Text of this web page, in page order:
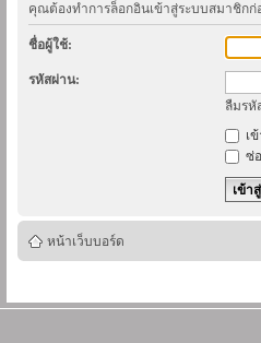
คุณต้องทำการล็อกอินเข้าสู่ระบบสมาชิก
ชื่อผู้ใช้:
รหัสผ่าน:
ลืมรหั
เ
ซ่
หน้าเว็บบอร์ด